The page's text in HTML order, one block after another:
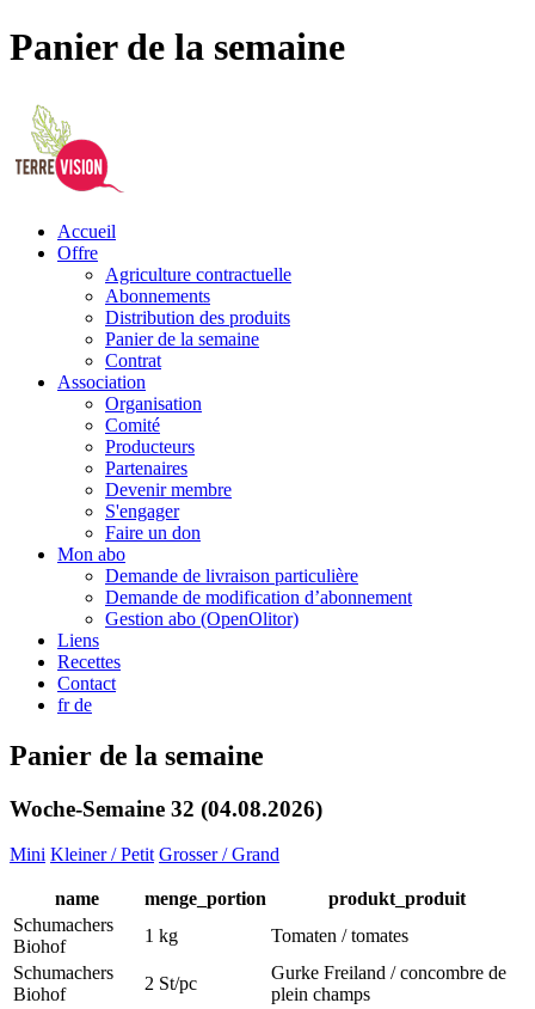
Panier de la semaine
Accueil
Offre
Agriculture contractuelle
Abonnements
Distribution des produits
Panier de la semaine
Contrat
Association
Organisation
Comité
Producteurs
Partenaires
Devenir membre
S'engager
Faire un don
Mon abo
Demande de livraison particulière
Demande de modification d’abonnement
Gestion abo (OpenOlitor)
Liens
Recettes
Contact
frde
Panier de la semaine
Woche-Semaine 32 (04.08.2026)
Mini Kleiner / Petit Grosser / Grand
name menge_portion
produkt_produit
Schumachers
Biohof
1 kg
Tomaten / tomates
Schumachers
Biohof
2 St/pc
Gurke Freiland / concombre de
plein champs